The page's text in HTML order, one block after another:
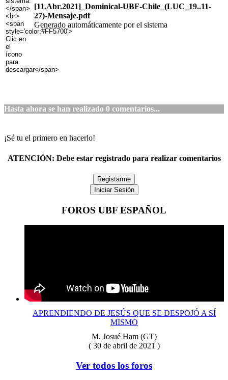
[11.Abr.2021]_Dominical-UBF-Chile_(LUC_19..11-
27)-Mensaje.pdf
Generado automáticamente por el sistema
Hasta ahora se han realizado 0 comentarios...
¡Sé tu el primero en hacerlo!
ATENCIÓN: Debe estar registrado para realizar comentarios
Registarme
Iniciar Sesión
FOROS UBF ESPAÑOL
APRENDIENDO DE JESÚS QUE SE DESPOJÓ A SÍ
MISMO
M. Josué Ham (GT)
( 30 de abril de 2021 )
Ver todos los foros